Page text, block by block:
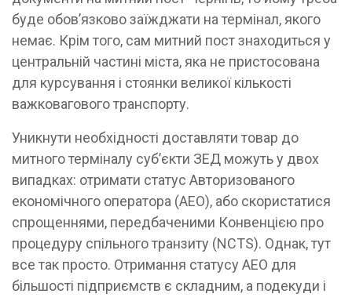
буде обов’язково заїжджати на термінал, якого
немає. Крім того, сам митний пост знаходиться у
центральній частині міста, яка не пристосована
для курсування і стоянки великої кількості
важковагового транспорту.
Уникнути необхідності доставляти товар до
митного терміналу суб’єкти ЗЕД можуть у двох
випадках: отримати статус Авторизованого
економічного оператора (АЕО), або скористатися
спрощеннями, передбаченими Конвенцією про
процедуру спільного транзиту (NCTS). Однак, тут
все так просто. Отримання статусу АЕО для
більшості підприємств є складним, а подекуди і